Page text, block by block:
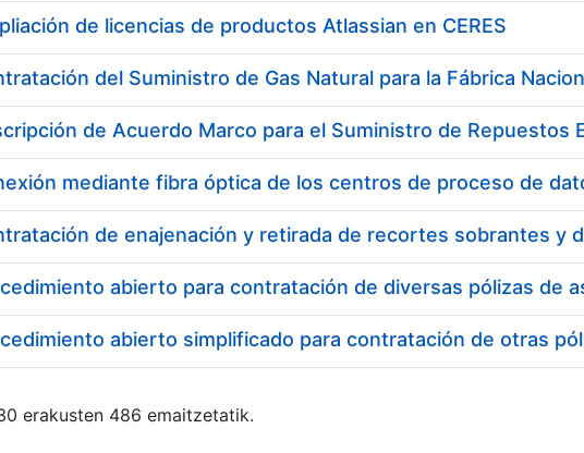
Ezkutatu
de licencias de productos Atlassian en CERES
de Acuerdo Marco para el Suministro de Repuestos
abierto para contratación de diversas pólizas de
abierto simplificado para contratación de otras
erakusten 486 emaitzetatik.